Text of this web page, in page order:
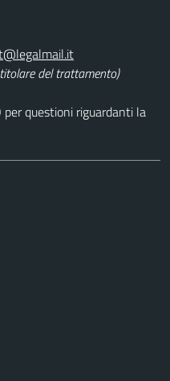
del trattamento)
per questioni riguardanti la